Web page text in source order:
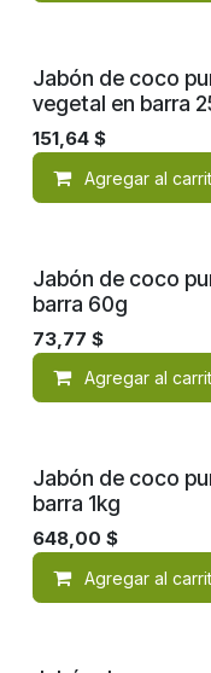
Jabón de coco
vegetal en barra
151,64 $
Agregar al
Jabón de coco
barra 60g
73,77 $
Agregar al
Jabón de coco
barra 1kg
648,00 $
Agregar al